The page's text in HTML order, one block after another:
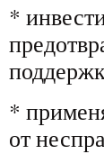
*
*
от